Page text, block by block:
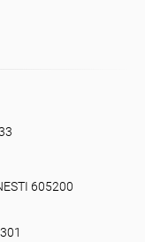
605200